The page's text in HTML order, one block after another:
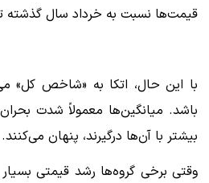
قیمت‌ها نسبت به خرداد سال گذشته
با این حال، اتکا به «شاخص کل»
باشد. میانگین‌ها معمولاً شدت
بیشتر با آن‌ها درگیرند، پنهان می‌کنند.
وقتی برخی گروه‌ها رشد قیمتی بسیار